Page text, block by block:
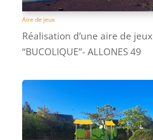
Aire de jeux
Réalisation d’une aire de jeux
“BUCOLIQUE”- ALLONES 49